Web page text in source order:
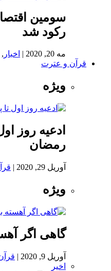
سومین
رکود شد
مه 20, 2020 | اخبار ,
قرآن و عترت
ویژه
ادعيه روز
رمضان
آوریل 29, 2020 |
ویژه
گاهی اگر
آوریل 9, 2020 |
اخیر